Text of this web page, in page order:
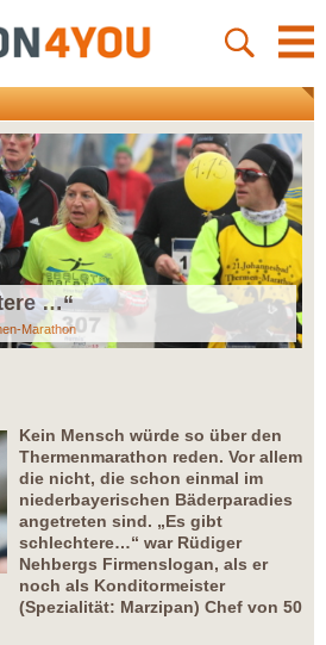
…“
Marathon
Kein Mensch würde so über den
Thermenmarathon reden. Vor allem
die nicht, die schon einmal im
niederbayerischen Bäderparadies
angetreten sind. „Es gibt
schlechtere…“ war Rüdiger
Nehbergs Firmenslogan, als er
noch als Konditormeister
(Spezialität: Marzipan) Chef von 50